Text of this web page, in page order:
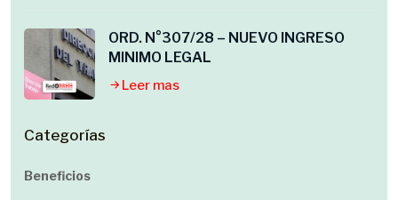
ORD. N°307/28 – NUEVO INGRESO
MINIMO LEGAL
Leer mas
Categorías
Beneficios